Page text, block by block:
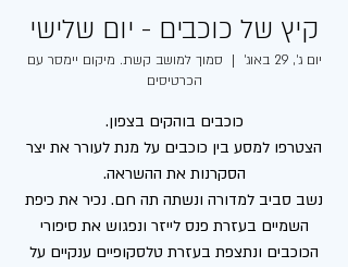
קיץ של כוכבים - יום שלישי
יום ג׳, 29 באוג׳
  |
סמוך למושב קשת. מיקום יימסר עם
הכרטיסים
הצטרפו למסע בין כוכבים על מנת לעורר את יצר
נשב סביב למדורה ונשתה תה חם. נכיר את כיפת
השמיים בעזרת פנס לייזר ונפגוש את סיפורי
הכוכבים ונתצפת בעזרת טלסקופיים ענקיים על